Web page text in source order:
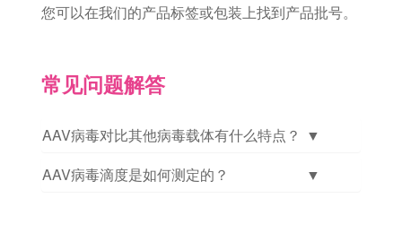
您可以在我们的产品标签或包装上找到产品批号。
常见问题解答
AAV病毒对比其他病毒载体有什么特点？ ▼
AAV病毒滴度是如何测定的？
▼